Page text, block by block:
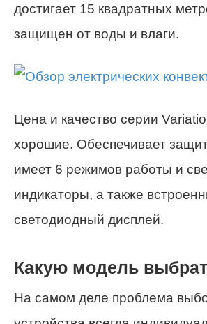
достигает 15 квадратных
защищен от воды и влаги.
Цена и качество серии
хорошие. Обеспечивает
имеет 6 режимов работы и
индикаторы, а также
светодиодный дисплей.
Какую модель
На самом деле проблема